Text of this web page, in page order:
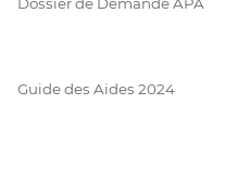
Guide des Aides 2024